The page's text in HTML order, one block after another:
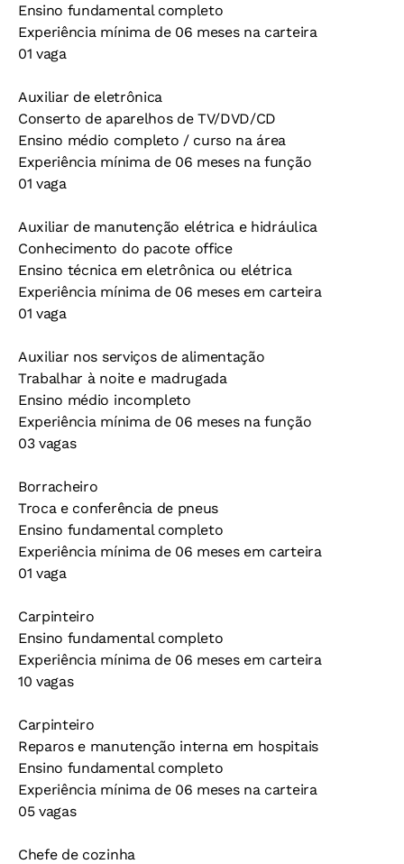
Ensino fundamental completo
Experiência mínima de 06 meses na carteira
01 vaga
Auxiliar de eletrônica
Conserto de aparelhos de TV/DVD/CD
Ensino médio completo / curso na área
Experiência mínima de 06 meses na função
01 vaga
Auxiliar de manutenção elétrica e hidráulica
Conhecimento do pacote office
Ensino técnica em eletrônica ou elétrica
Experiência mínima de 06 meses em carteira
01 vaga
Auxiliar nos serviços de alimentação
Trabalhar à noite e madrugada
Ensino médio incompleto
Experiência mínima de 06 meses na função
03 vagas
Borracheiro
Troca e conferência de pneus
Ensino fundamental completo
Experiência mínima de 06 meses em carteira
01 vaga
Carpinteiro
Ensino fundamental completo
Experiência mínima de 06 meses em carteira
10 vagas
Carpinteiro
Reparos e manutenção interna em hospitais
Ensino fundamental completo
Experiência mínima de 06 meses na carteira
05 vagas
Chefe de cozinha